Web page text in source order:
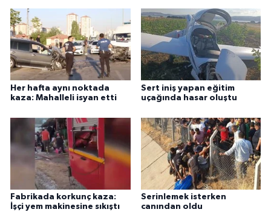
Her hafta aynı noktada
kaza: Mahalleli isyan etti
Sert iniş yapan eğitim
uçağında hasar oluştu
Fabrikada korkunç kaza:
İşçi yem makinesine sıkıştı
Serinlemek isterken
canından oldu